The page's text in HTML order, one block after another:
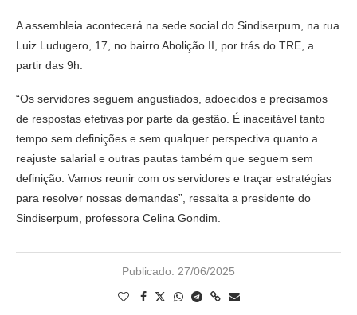
A assembleia acontecerá na sede social do Sindiserpum, na rua
Luiz Ludugero, 17, no bairro Abolição II, por trás do TRE, a
partir das 9h.
“Os servidores seguem angustiados, adoecidos e precisamos
de respostas efetivas por parte da gestão. É inaceitável tanto
tempo sem definições e sem qualquer perspectiva quanto a
reajuste salarial e outras pautas também que seguem sem
definição. Vamos reunir com os servidores e traçar estratégias
para resolver nossas demandas”, ressalta a presidente do
Sindiserpum, professora Celina Gondim.
Publicado: 27/06/2025